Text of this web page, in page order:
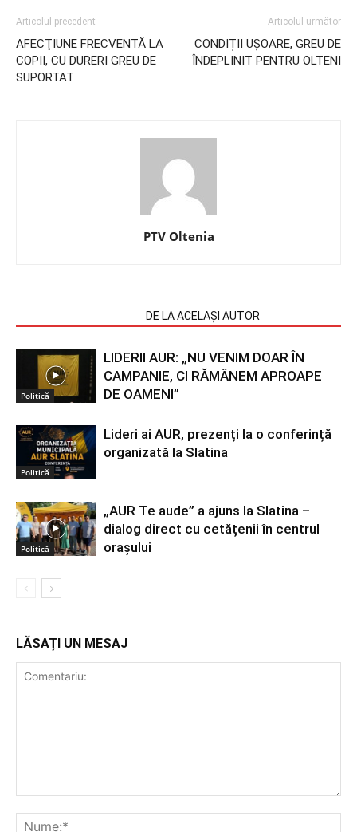
Articolul precedent
AFECŢIUNE FRECVENTĂ LA
COPII, CU DURERI GREU DE
SUPORTAT
Articolul următor
CONDIȚII UȘOARE, GREU DE
ÎNDEPLINIT PENTRU OLTENI
PTV Oltenia
DE LA ACELAȘI AUTOR
Politică
LIDERII AUR: „NU VENIM DOAR ÎN
CAMPANIE, CI RĂMÂNEM APROAPE
DE OAMENI”
Politică
Lideri ai AUR, prezenți la o conferință
organizată la Slatina
Politică
„AUR Te aude” a ajuns la Slatina –
dialog direct cu cetățenii în centrul
orașului
LĂSAȚI UN MESAJ